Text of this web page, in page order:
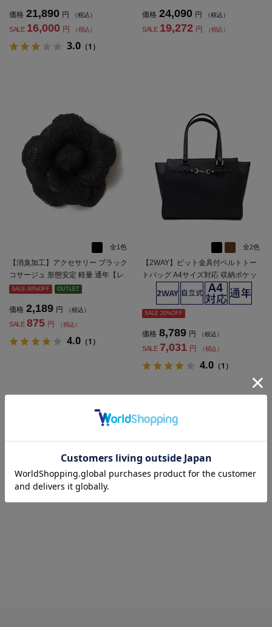
価格 21,890 円 （税込）
SALE 16,000 円 （税込）
3.0 （1）
価格 24,090 円 （税込）
SALE 19,272 円 （税込）
全1色
【消臭加工】アクセサリー ブラック
コサージュ 形態安定 軽量 通年【レ
ディース】
SALE 60%OFF OUTLET
価格 2,189 円 （税込）
SALE 875 円 （税込）
4.0 （1）
全2色
【2WAY】ビット金具付ベルトトー
トバッグ A4サイズ対応 収納ポケッ
ト充実 通年【レディース】
SALE 20%OFF
価格 8,789 円 （税込）
SALE 7,031 円 （税込）
4.0 （1）
#スカート 通年
※クリックするとタグに関連した商品が表示されます。